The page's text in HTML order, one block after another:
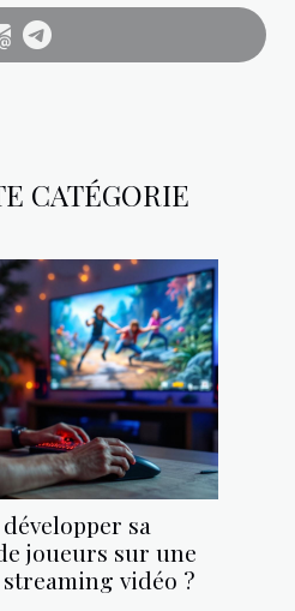
CATÉGORIE
sa
joueurs sur une
vidéo ?